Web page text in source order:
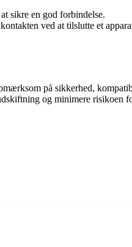
sikre en god forbindelse.
ved at tilslutte et
på sikkerhed,
og minimere risikoen